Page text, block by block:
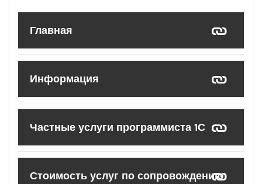
Главная
Информация
Частные услуги программиста 1С
Стоимость услуг по сопровождению